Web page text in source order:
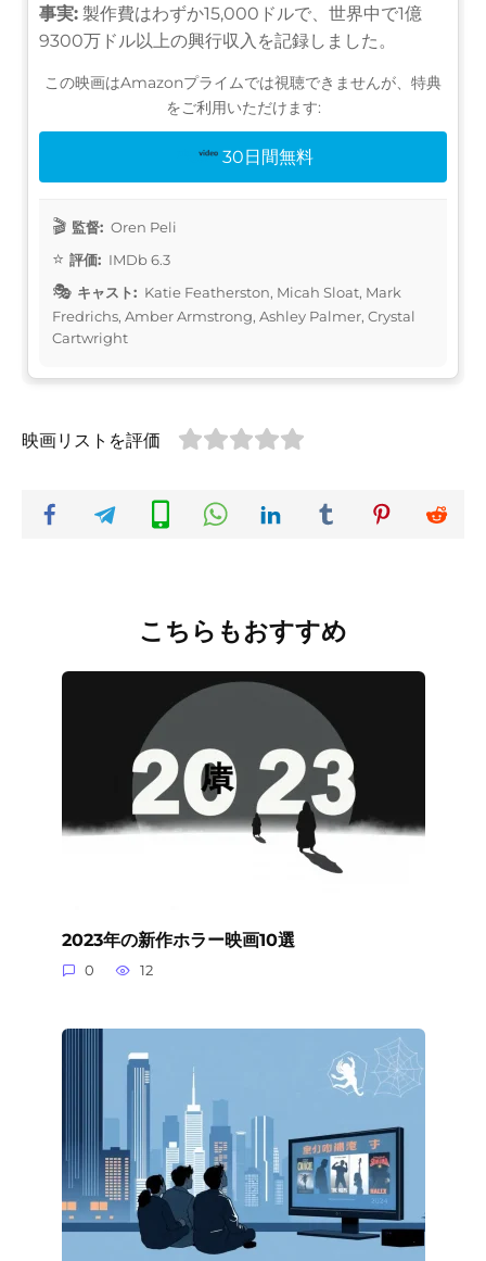
事実: 製作費はわずか15,000ドルで、世界中で1億
9300万ドル以上の興行収入を記録しました。
この映画はAmazonプライムでは視聴できませんが、特典
をご利用いただけます:
30日間無料
監督: Oren Peli
評価: IMDb 6.3
キャスト: Katie Featherston, Micah Sloat, Mark
Fredrichs, Amber Armstrong, Ashley Palmer, Crystal
Cartwright
映画リストを評価
こちらもおすすめ
2023年の新作ホラー映画10選
0 12